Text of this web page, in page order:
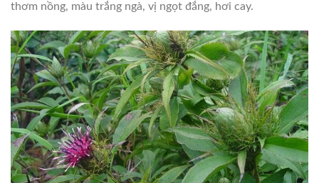
thơm nồng, màu trắng ngà, vị ngọt đắng, hơi cay.